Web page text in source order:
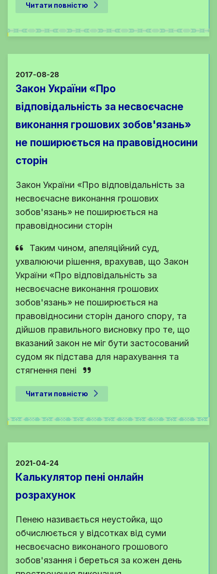
Читати повністю
2017-08-28
Закон України «Про
відповідальність за несвоєчасне
виконання грошових зобов'язань»
не поширюється на правовідносини
сторін
Закон України «Про відповідальність за
несвоєчасне виконання грошових
зобов'язань» не поширюється на
правовідносини сторін
Таким чином, апеляційний суд,
ухвалюючи рішення, врахував, що Закон
України «Про відповідальність за
несвоєчасне виконання грошових
зобов'язань» не поширюється на
правовідносини сторін даного спору, та
дійшов правильного висновку про те, що
вказаний закон не міг бути застосований
судом як підстава для нарахування та
стягнення пені
Читати повністю
2021-04-24
Калькулятор пені онлайн
розрахунок
Пенею називається неустойка, що
обчислюється у відсотках від суми
несвоєчасно виконаного грошового
зобов'язання і береться за кожен день